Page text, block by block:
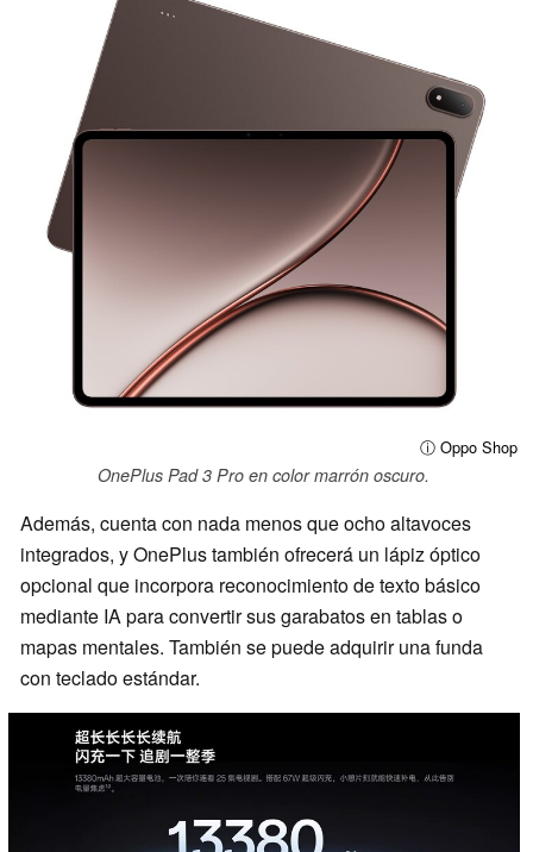
ⓘ Oppo Shop
OnePlus Pad 3 Pro en color marrón oscuro.
Además, cuenta con nada menos que ocho altavoces
integrados, y OnePlus también ofrecerá un lápiz óptico
opcional que incorpora reconocimiento de texto básico
mediante IA para convertir sus garabatos en tablas o
mapas mentales. También se puede adquirir una funda
con teclado estándar.